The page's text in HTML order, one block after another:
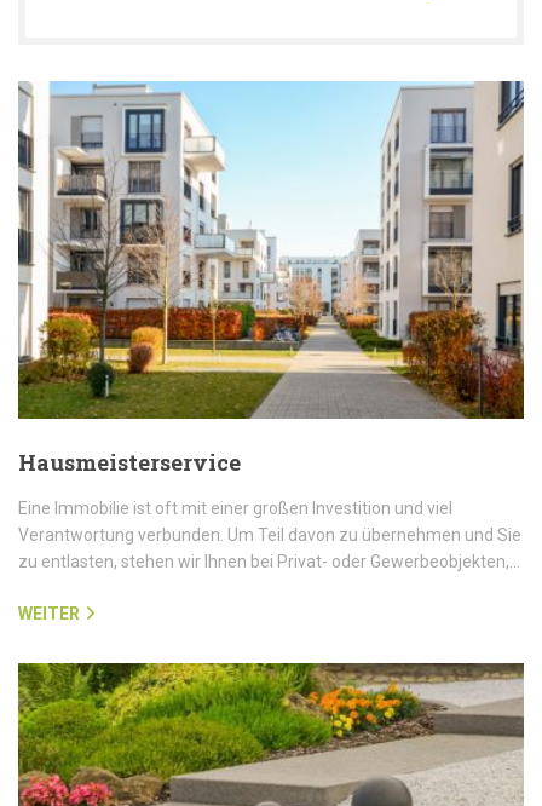
Hausmeisterservice
Eine Immobilie ist oft mit einer großen Investition und viel
Verantwortung verbunden. Um Teil davon zu übernehmen und Sie
zu entlasten, stehen wir Ihnen bei Privat- oder Gewerbeobjekten,…
WEITER